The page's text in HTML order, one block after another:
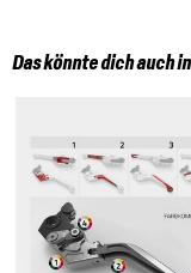
Das könnte dich auch